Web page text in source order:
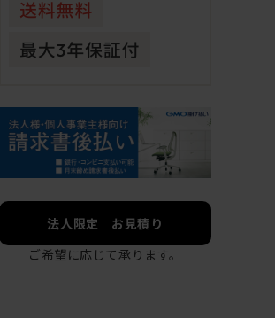
法人限定 お見積り
ご希望に応じて承ります。